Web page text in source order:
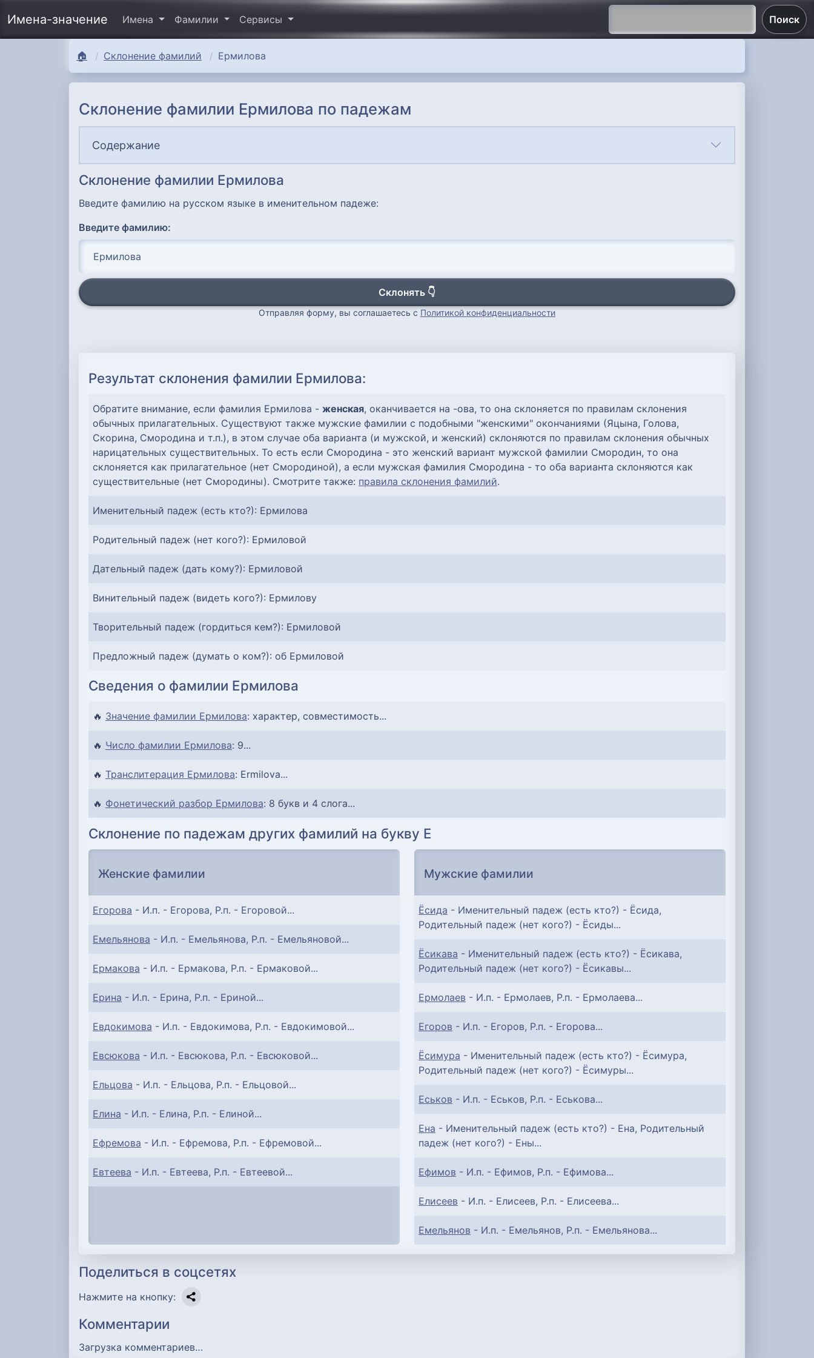
Имена-значение Имена Фамилии Сервисы Поиск
🏠 Склонение фамилий Ермилова
Склонение фамилии Ермилова по падежам
Содержание
Склонение фамилии Ермилова
Введите фамилию на русском языке в именительном падеже:
Введите фамилию:
Склонять 👇
Отправляя форму, вы соглашаетесь с Политикой конфиденциальности
Результат склонения фамилии Ермилова:
Обратите внимание, если фамилия Ермилова - женская, оканчивается на -ова, то она склоняется по правилам склонения
обычных прилагательных. Существуют также мужские фамилии с подобными "женскими" окончаниями (Яцына, Голова,
Скорина, Смородина и т.п.), в этом случае оба варианта (и мужской, и женский) склоняются по правилам склонения обычных
нарицательных существительных. То есть если Смородина - это женский вариант мужской фамилии Смородин, то она
склоняется как прилагательное (нет Смородиной), а если мужская фамилия Смородина - то оба варианта склоняются как
существительные (нет Смородины). Смотрите также: правила склонения фамилий.
Именительный падеж (есть кто?): Ермилова
Родительный падеж (нет кого?): Ермиловой
Дательный падеж (дать кому?): Ермиловой
Винительный падеж (видеть кого?): Ермилову
Творительный падеж (гордиться кем?): Ермиловой
Предложный падеж (думать о ком?): об Ермиловой
Сведения о фамилии Ермилова
🔥 Значение фамилии Ермилова: характер, совместимость...
🔥 Число фамилии Ермилова: 9...
🔥 Транслитерация Ермилова: Ermilova...
🔥 Фонетический разбор Ермилова: 8 букв и 4 слога...
Склонение по падежам других фамилий на букву Е
Женские фамилии
Егорова - И.п. - Егорова, Р.п. - Егоровой...
Емельянова - И.п. - Емельянова, Р.п. - Емельяновой...
Ермакова - И.п. - Ермакова, Р.п. - Ермаковой...
Ерина - И.п. - Ерина, Р.п. - Ериной...
Евдокимова - И.п. - Евдокимова, Р.п. - Евдокимовой...
Евсюкова - И.п. - Евсюкова, Р.п. - Евсюковой...
Ельцова - И.п. - Ельцова, Р.п. - Ельцовой...
Елина - И.п. - Елина, Р.п. - Елиной...
Ефремова - И.п. - Ефремова, Р.п. - Ефремовой...
Евтеева - И.п. - Евтеева, Р.п. - Евтеевой...
Мужские фамилии
Ёсида - Именительный падеж (есть кто?) - Ёсида,
Родительный падеж (нет кого?) - Ёсиды...
Ёсикава - Именительный падеж (есть кто?) - Ёсикава,
Родительный падеж (нет кого?) - Ёсикавы...
Ермолаев - И.п. - Ермолаев, Р.п. - Ермолаева...
Егоров - И.п. - Егоров, Р.п. - Егорова...
Ёсимура - Именительный падеж (есть кто?) - Ёсимура,
Родительный падеж (нет кого?) - Ёсимуры...
Еськов - И.п. - Еськов, Р.п. - Еськова...
Ена - Именительный падеж (есть кто?) - Ена, Родительный
падеж (нет кого?) - Ены...
Ефимов - И.п. - Ефимов, Р.п. - Ефимова...
Елисеев - И.п. - Елисеев, Р.п. - Елисеева...
Емельянов - И.п. - Емельянов, Р.п. - Емельянова...
Поделиться в соцсетях
Нажмите на кнопку:
Комментарии
Загрузка комментариев…